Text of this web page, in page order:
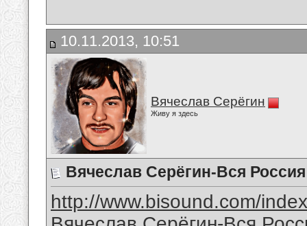
10.11.2013, 10:51
Вячеслав Серёгин
Живу я здесь
Вячеслав Серёгин-Вся
http://www.bisound.com/